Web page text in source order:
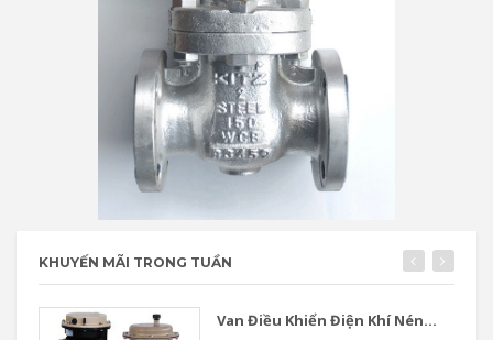
KHUYẾN MÃI TRONG TUẦN
Van Điều Khiển Điện Khí Nén...